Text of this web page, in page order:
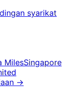
syarikat
MilesSingapore
→